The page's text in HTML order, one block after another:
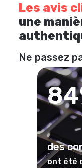
Les avis
une
Ne passez
des
ont été